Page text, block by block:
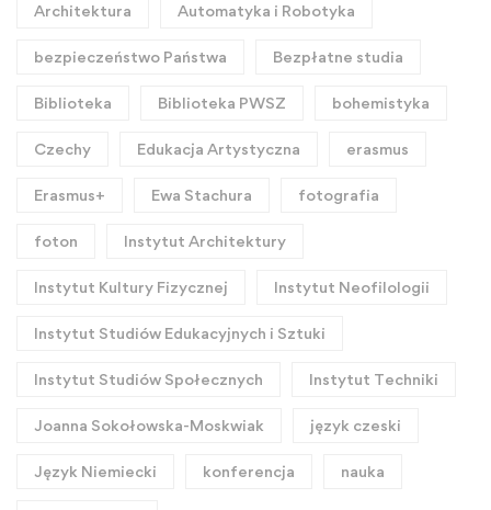
Architektura Automatyka i Robotyka
bezpieczeństwo Państwa Bezpłatne studia
Biblioteka Biblioteka PWSZ bohemistyka
Czechy Edukacja Artystyczna erasmus
Erasmus+ Ewa Stachura fotografia
foton Instytut Architektury
Instytut Kultury Fizycznej Instytut Neofilologii
Instytut Studiów Edukacyjnych i Sztuki
Instytut Studiów Społecznych Instytut Techniki
Joanna Sokołowska-Moskwiak język czeski
Język Niemiecki konferencja nauka